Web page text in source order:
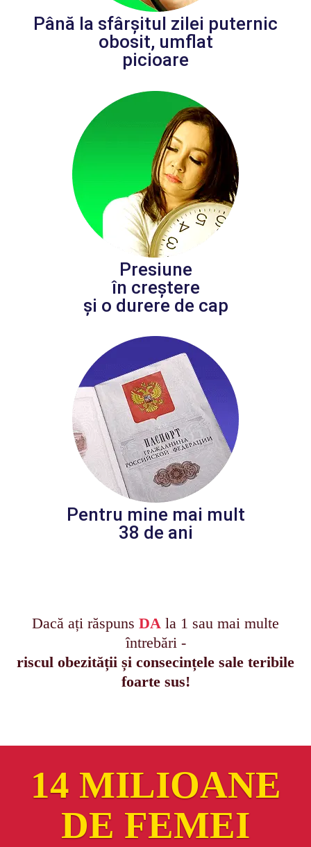
Până la sfârșitul zilei puternic
obosit, umflat
picioare
Presiune
în creștere
și o durere de cap
Pentru mine mai mult
38 de ani
Dacă ați răspuns DA la 1 sau mai multe
întrebări -
riscul obezității și consecințele sale teribile
foarte sus!
14 MILIOANE
DE FEMEI